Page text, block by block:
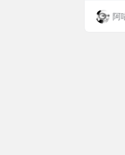
安卓、
阿